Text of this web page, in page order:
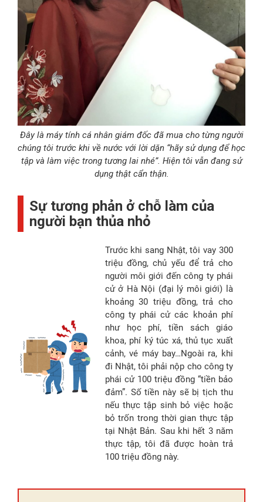
Đây là máy tính cá nhân giám đốc đã mua cho từng người
chúng tôi trước khi về nước với lời dặn “hãy sử dụng để học
tập và làm việc trong tương lai nhé”. Hiện tôi vẫn đang sử
dụng thật cẩn thận.
Sự tương phản ở chỗ làm của
người bạn thủa nhỏ
Trước khi sang Nhật, tôi vay 300
triệu đồng, chủ yếu để trả cho
người môi giới đến công ty phái
cử ở Hà Nội (đại lý môi giới) là
khoảng 30 triệu đồng, trả cho
công ty phái cử các khoản phí
như học phí, tiền sách giáo
khoa, phí ký túc xá, thủ tục xuất
cảnh, vé máy bay…Ngoài ra, khi
đi Nhật, tôi phải nộp cho công ty
phái cử 100 triệu đồng “tiền bảo
đảm”. Số tiền này sẽ bị tịch thu
nếu thực tập sinh bỏ việc hoặc
bỏ trốn trong thời gian thực tập
tại Nhật Bản. Sau khi hết 3 năm
thực tập, tôi đã được hoàn trả
100 triệu đồng này.